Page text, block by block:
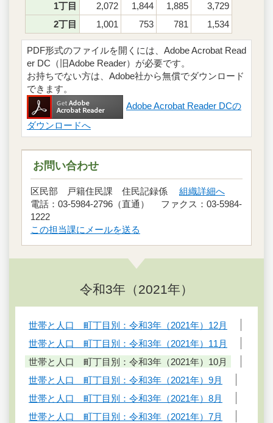
1丁目
2,072 1,844 1,885
3,729
2丁目
1,001 753 781 1,534
PDF形式のファイルを開くには、Adobe Acrobat Read
er DC（旧Adobe Reader）が必要です。
お持ちでない方は、Adobe社から無償でダウンロード
できます。
Adobe Acrobat Reader DCの
ダウンロードへ
お問い合わせ
区民部 戸籍住民課 住民記録係 組織詳細へ
電話：03-5984-2796（直通） ファクス：03-5984-
1222
この担当課にメールを送る
令和3年（2021年）
世帯と人口 町丁目別：令和3年（2021年）12月
世帯と人口 町丁目別：令和3年（2021年）11月
世帯と人口 町丁目別：令和3年（2021年）10月
世帯と人口 町丁目別：令和3年（2021年）9月
世帯と人口 町丁目別：令和3年（2021年）8月
世帯と人口 町丁目別：令和3年（2021年）7月